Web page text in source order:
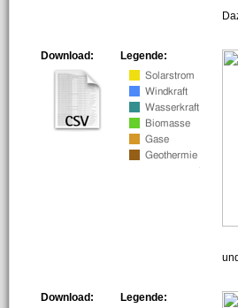
Legende:
Download:
Legende:
Download: